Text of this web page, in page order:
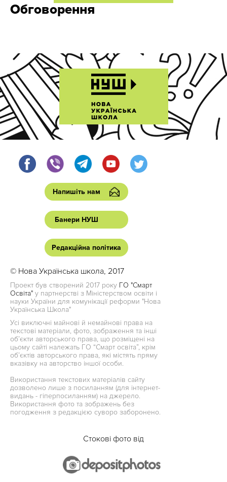
Обговорення
Напишіть нам
Банери НУШ
Редакційна політика
© Нова Українська школа, 2017
Проект був створений 2017 року ГО "Смарт
Освіта" у партнерстві з Міністерством освіти і
науки України для комунікації реформи "Нова
Українська Школа"
Усі виключні майнові й немайнові права на
текстові матеріали, фото, зображення та інші
об’єкти авторського права, що розміщені на
цьому сайті належать ГО “Смарт освіта”, крім
об’єктів авторського права, які містять пряму
вказівку на авторство іншої особи.
Використання текстових матеріалів сайту
дозволено лише з посиланням (для інтернет-
видань - гіперпосиланням) на джерело.
Використання фото та зображень без
погодження з редакцією суворо заборонено.
Стокові фото від